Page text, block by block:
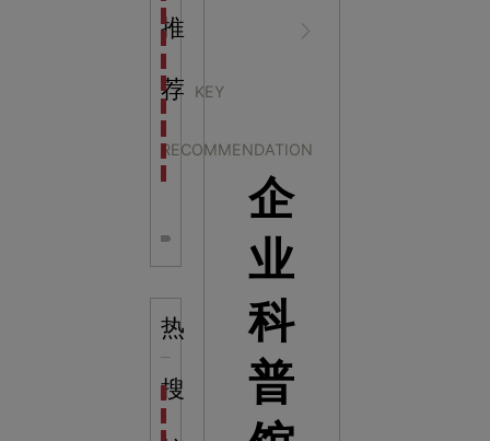
CENTER
推
荐 KEY
RECOMMENDATION
非遗文化展厅设计要点：展厅布局策展技巧和创新元
航空航天科技馆设计思路：如何设计促进公众的兴趣
目前科技馆的展示内容主要包含哪些几个方面？
全息体验馆设计：打造身临其境的奇妙世界
热
搜科学梦成功中标公主岭市科技馆新馆项目
科学梦中标中国科学技术馆2022年中国流动科技馆
企
业
科
普